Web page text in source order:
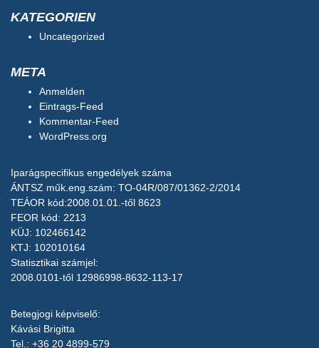
KATEGORIEN
Uncategorized
META
Anmelden
Eintrags-Feed
Kommentar-Feed
WordPress.org
Iparágspecifikus engedélyek száma
ÁNTSZ műk.eng.szám: TO-04R/087/01362-2/2014
TEÁOR kód:2008.01.01.-től 8623
FEOR kód: 2213
KÜJ: 102466142
KTJ: 102010164
Statisztikai számjel:
2008.0101-től 12986998-8632-113-17
Betegjogi képviselő:
Kávási Brigitta
Tel.: +36 20 4899-579